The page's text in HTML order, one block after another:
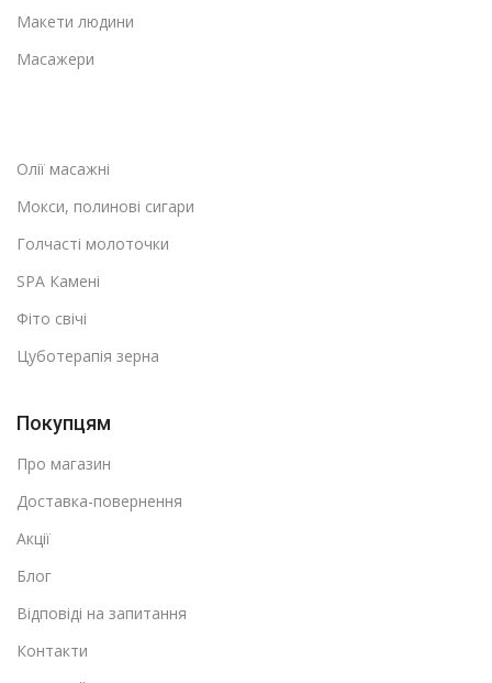
Макети людини
Масажери
Олії масажні
Мокси, полинові сигари
Голчасті молоточки
SPA Камені
Фіто свічі
Цуботерапія зерна
Покупцям
Про магазин
Доставка-повернення
Акції
Блог
Відповіді на запитання
Контакти